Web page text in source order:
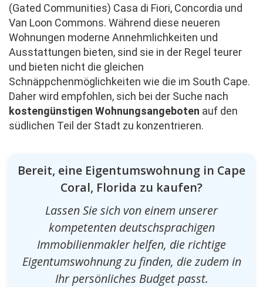
(Gated Communities) Casa di Fiori, Concordia und
Van Loon Commons. Während diese neueren
Wohnungen moderne Annehmlichkeiten und
Ausstattungen bieten, sind sie in der Regel teurer
und bieten nicht die gleichen
Schnäppchenmöglichkeiten wie die im South Cape.
Daher wird empfohlen, sich bei der Suche nach
kostengünstigen Wohnungsangeboten auf den
südlichen Teil der Stadt zu konzentrieren.
Bereit, eine Eigentumswohnung in Cape
Coral, Florida zu kaufen?
Lassen Sie sich von einem unserer
kompetenten deutschsprachigen
Immobilienmakler helfen, die richtige
Eigentumswohnung zu finden, die zudem in
Ihr persönliches Budget passt.